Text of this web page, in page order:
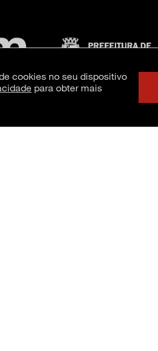
cookies no seu dispositivo
para obter mais